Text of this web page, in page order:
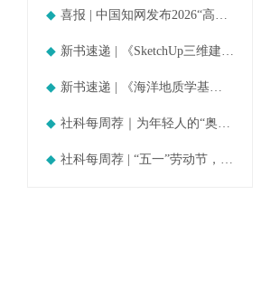
喜报 | 中国知网发布2026“高被引
新书速递 | 《SketchUp三维建模教
新书速递 | 《海洋地质学基础》
社科每周荐｜为年轻人的“奥德赛时期
社科每周荐 | “五一”劳动节，守护